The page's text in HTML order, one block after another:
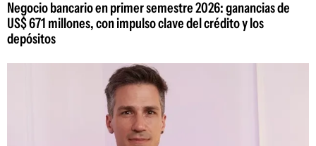
Negocio bancario en primer semestre 2026: ganancias de
US$ 671 millones, con impulso clave del crédito y los
depósitos